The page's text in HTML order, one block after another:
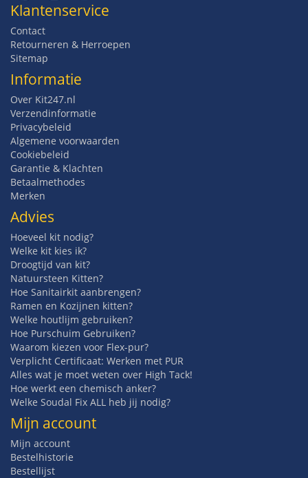
Klantenservice
Contact
Retourneren & Herroepen
Sitemap
Informatie
Over Kit247.nl
Verzendinformatie
Privacybeleid
Algemene voorwaarden
Cookiebeleid
Garantie & Klachten
Betaalmethodes
Merken
Advies
Hoeveel kit nodig?
Welke kit kies ik?
Droogtijd van kit?
Natuursteen Kitten?
Hoe Sanitairkit aanbrengen?
Ramen en Kozijnen kitten?
Welke houtlijm gebruiken?
Hoe Purschuim Gebruiken?
Waarom kiezen voor Flex-pur?
Verplicht Certificaat: Werken met PUR
Alles wat je moet weten over High Tack!
Hoe werkt een chemisch anker?
Welke Soudal Fix ALL heb jij nodig?
Mijn account
Mijn account
Bestelhistorie
Bestellijst